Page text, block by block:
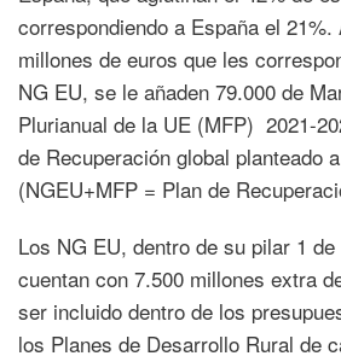
correspondiendo a España el 21%.
millones de euros que les
NG EU, se le añaden 79.000 de
Plurianual de la UE (MFP) 2021-
de Recuperación global planteado
(NGEU+MFP = Plan de
Los NG EU, dentro de su pilar 1
cuentan con 7.500 millones extra
ser incluido dentro de los
los Planes de Desarrollo Rural de